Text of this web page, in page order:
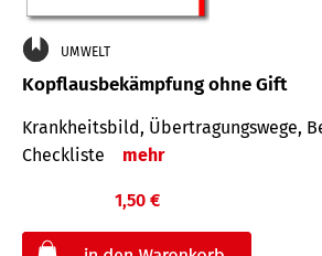
UMWELT
Kopflausbekämpfung ohne Gift
Krankheits­bild, Übertra­gungs­wege,
Check­liste
mehr
1,50 €